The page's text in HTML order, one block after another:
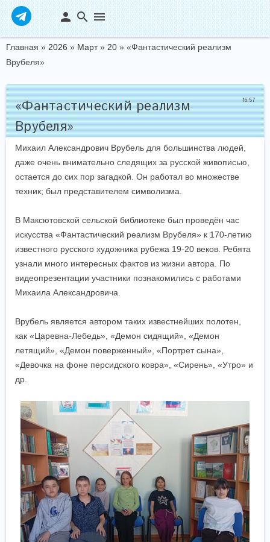
person search menu
Главная » 2026 » Март » 20 » «Фантастический реализм
Врубеля»
16:57
«Фантастический реализм
Врубеля»
Михаил Александрович Врубель для большинства людей,
даже очень внимательно следящих за русской живописью,
остается до сих пор загадкой. Он работал во множестве
техник; был представителем символизма.
В Максютовской сельской библиотеке был проведён час
искусства «Фантастический реализм Врубеля» к 170-летию
известного русского художника рубежа 19-20 веков. Ребята
узнали много интересных фактов из жизни автора. По
видеопрезентации участники познакомились с работами
Михаила Александровича.
Врубель является автором таких известнейших полотен,
как «Царевна-Лебедь», «Демон сидящий», «Демон
летящий», «Демон поверженный», «Портрет сына»,
«Девочка на фоне персидского ковра», «Сирень», «Утро» и
др.